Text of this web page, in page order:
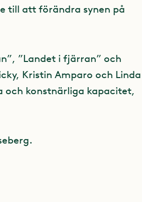
till att förändra synen på
”Landet i fjärran” och
Kristin Amparo och Linda
och konstnärliga kapacitet,